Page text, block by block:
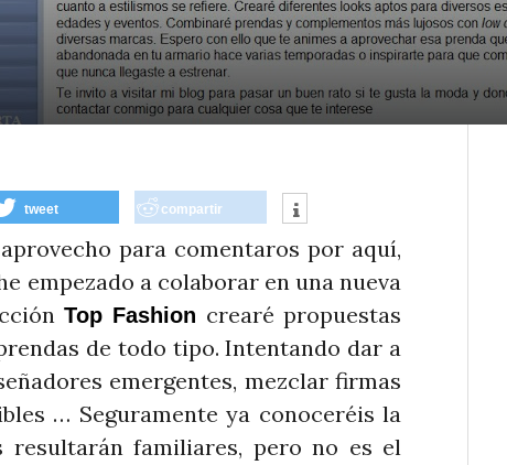
tweet compartir
para comentaros por aquí,
empezado a colaborar en una nueva
Top Fashion crearé propuestas
de todo tipo. Intentando dar a
emergentes, mezclar firmas
… Seguramente ya conoceréis la
resultarán familiares, pero no es el